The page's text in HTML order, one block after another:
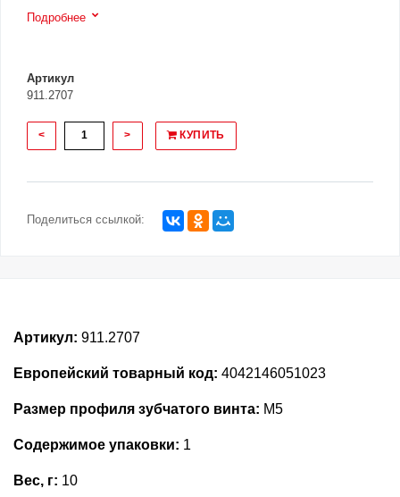
Подробнее
Артикул
911.2707
< > КУПИТЬ
Поделиться ссылкой:
Артикул: 911.2707
Европейский товарный код: 4042146051023
Размер профиля зубчатого винта: M5
Содержимое упаковки: 1
Вес, г: 10